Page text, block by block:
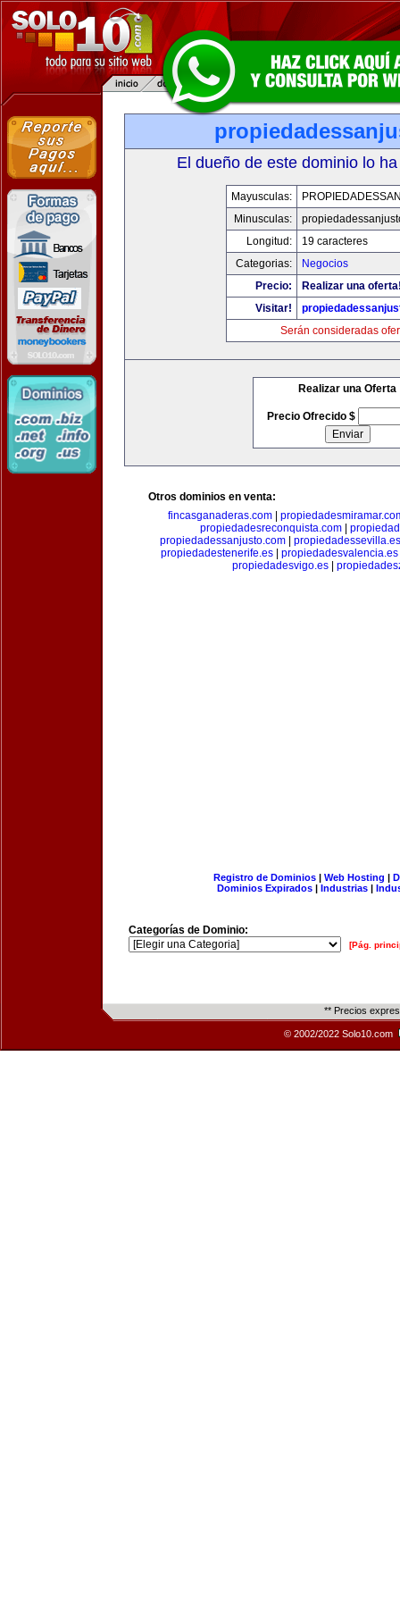
El dueño de este dominio lo
Mayusculas:
Minusculas:
Longitud:
19 caracteres
Categorias:
Negocios
Precio:
Realizar una
Visitar!
Serán consideradas
Realizar una Oferta
Precio Ofrecido $
Otros dominios en venta:
fincasganaderas.com
propiedadesreconquista.com
propiedadessanjusto.com| propiedadessevilla.es
propiedadestenerife.es| propiedadesvalencia.es
propiedadesvigo.es|
Registro de Dominios| Web Hosting |
Dominios Expirados | Industrias |
Categorías de Dominio:
[Pág.
** Precios
© 2002/2022 Solo10.com